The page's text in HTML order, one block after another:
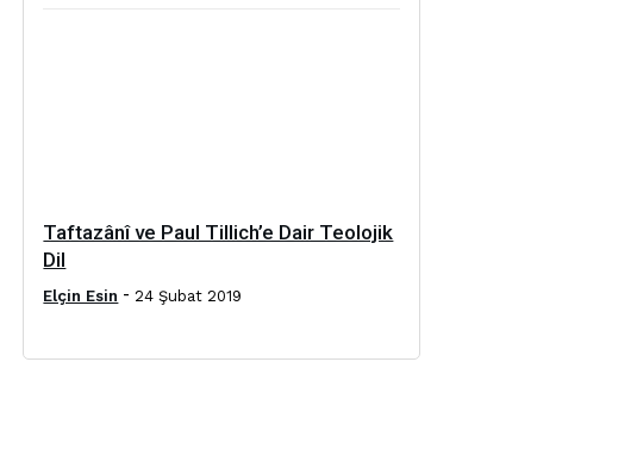
Taftazânî ve Paul Tillich’e Dair Teolojik
Dil
Elçin Esin - 24 Şubat 2019